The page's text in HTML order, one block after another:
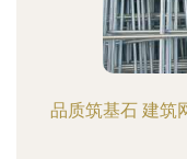
品质筑基石 建筑